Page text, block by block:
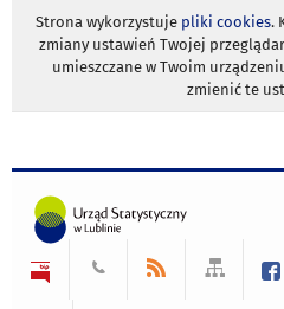
Strona wykorzystuje pliki cookies.
zmiany ustawień Twojej
umieszczane w Twoim
zmienić te